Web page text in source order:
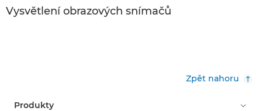
Vysvětlení obrazových snímačů
Zpět nahoru
Produkty